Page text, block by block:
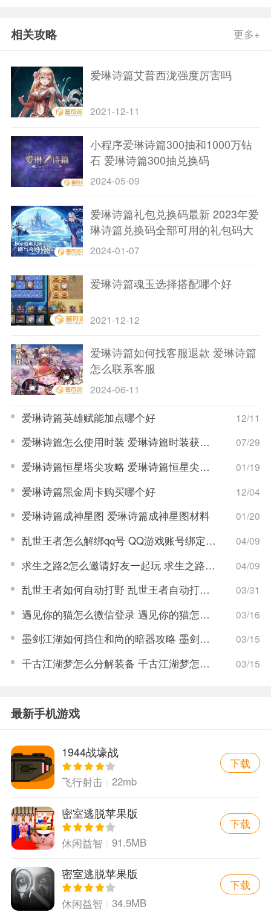
相关攻略 更多+
爱琳诗篇艾普西泷强度厉害吗
2021-12-11
小程序爱琳诗篇300抽和1000万钻
石 爱琳诗篇300抽兑换码
2024-05-09
爱琳诗篇礼包兑换码最新 2023年爱
琳诗篇兑换码全部可用的礼包码大
全
2024-01-07
爱琳诗篇魂玉选择搭配哪个好
2021-12-12
爱琳诗篇如何找客服退款 爱琳诗篇
怎么联系客服
2024-06-11
爱琳诗篇英雄赋能加点哪个好 12/11
爱琳诗篇怎么使用时装 爱琳诗篇时装获取攻略 07/29
爱琳诗篇恒星塔尖攻略 爱琳诗篇恒星尖塔21层通关攻略 01/19
爱琳诗篇黑金周卡购买哪个好 12/04
爱琳诗篇成神星图 爱琳诗篇成神星图材料 01/20
乱世王者怎么解绑qq号 QQ游戏账号绑定解除流程 04/09
求生之路2怎么邀请好友一起玩 求生之路2游戏联机教程 04/09
乱世王者如何自动打野 乱世王者自动打野开启步骤 03/31
遇见你的猫怎么微信登录 遇见你的猫怎么更改登录账号 03/16
墨剑江湖如何挡住和尚的暗器攻略 墨剑江湖暗器解锁攻略 03/15
千古江湖梦怎么分解装备 千古江湖梦怎么获取拆毁药圃任务 03/15
最新手机游戏
1944战壕战
飞行射击 22mb
下载
密室逃脱苹果版
休闲益智 91.5MB
下载
密室逃脱苹果版
休闲益智 34.9MB
下载